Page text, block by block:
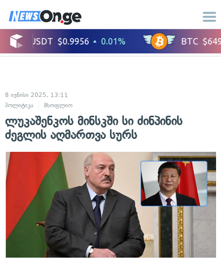
8 ივნისი 2025, 13:11
პოლიტიკა
მსოფლიო
ლუკაშენკოს მინსკში სი ძინპინის
ძეგლის აღმართვა სურს